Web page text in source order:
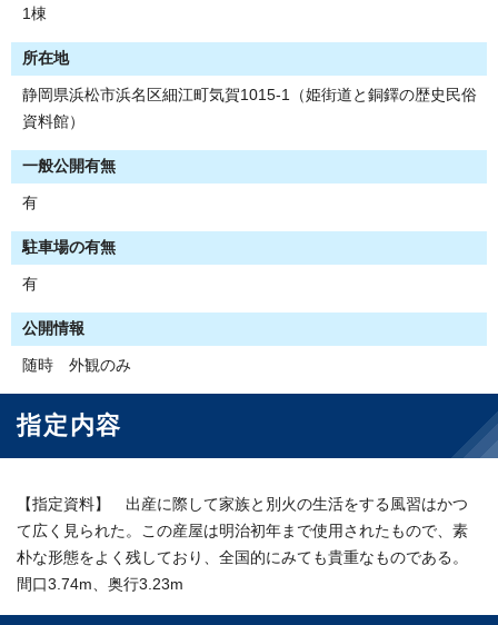
1棟
所在地
静岡県浜松市浜名区細江町気賀1015-1（姫街道と銅鐸の歴史民俗
資料館）
一般公開有無
有
駐車場の有無
有
公開情報
随時 外観のみ
指定内容
【指定資料】 出産に際して家族と別火の生活をする風習はかつ
て広く見られた。この産屋は明治初年まで使用されたもので、素
朴な形態をよく残しており、全国的にみても貴重なものである。
間口3.74m、奥行3.23m